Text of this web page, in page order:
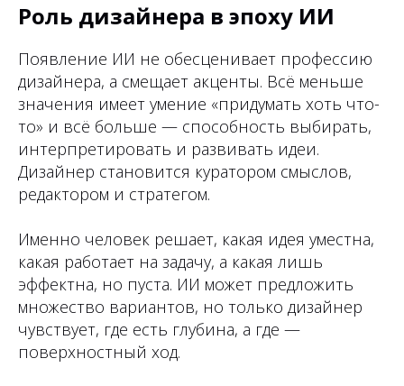
Роль дизайнера в эпоху ИИ
Появление ИИ не обесценивает профессию
дизайнера, а смещает акценты. Всё меньше
значения имеет умение «придумать хоть что-
то» и всё больше — способность выбирать,
интерпретировать и развивать идеи.
Дизайнер становится куратором смыслов,
редактором и стратегом.
Именно человек решает, какая идея уместна,
какая работает на задачу, а какая лишь
эффектна, но пуста. ИИ может предложить
множество вариантов, но только дизайнер
чувствует, где есть глубина, а где —
поверхностный ход.